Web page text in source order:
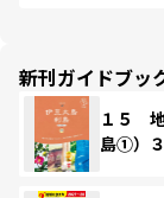
新刊ガイドブッ
１５
島①）